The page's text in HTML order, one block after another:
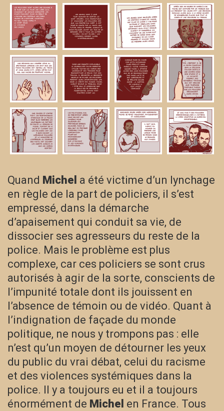
Quand Michel a été victime d’un lynchage
en règle de la part de policiers, il s’est
empressé, dans la démarche
d’apaisement qui conduit sa vie, de
dissocier ses agresseurs du reste de la
police. Mais le problème est plus
complexe, car ces policiers se sont crus
autorisés à agir de la sorte, conscients de
l’impunité totale dont ils jouissent en
l’absence de témoin ou de vidéo. Quant à
l’indignation de façade du monde
politique, ne nous y trompons pas : elle
n’est qu’un moyen de détourner les yeux
du public du vrai débat, celui du racisme
et des violences systémiques dans la
police. Il y a toujours eu et il a toujours
énormément de Michel en France. Tous